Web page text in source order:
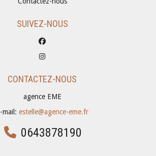
SUIVEZ-NOUS
CONTACTEZ-NOUS
agence EME
mail: estelle@agence-eme.fr
0643878190